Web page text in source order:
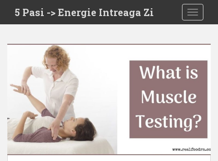
i
5 Pasi -> Energie Intreaga Zi